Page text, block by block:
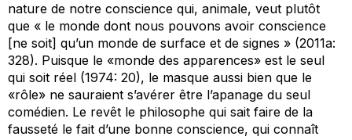
nature de notre conscience qui, animale, veut plutôt
que « le monde dont nous pouvons avoir conscience
[ne soit] qu’un monde de surface et de signes » (2011a:
328). Puisque le «monde des apparences» est le seul
qui soit réel (1974: 20), le masque aussi bien que le
«rôle» ne sauraient s’avérer être l’apanage du seul
comédien. Le revêt le philosophe qui sait faire de la
fausseté le fait d’une bonne conscience, qui connaît